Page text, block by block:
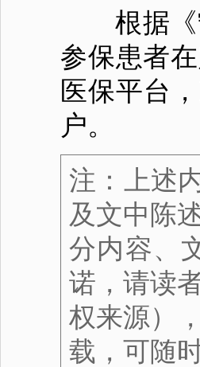
根据《宁
参保患者
医保平台
户。
注：上述
及文中陈
分内容、
诺，请读
权来源）
载，可随